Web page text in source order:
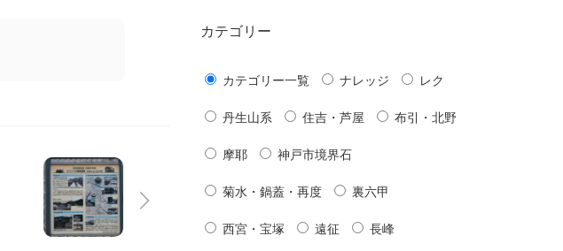
カテゴリー
カテゴリー一覧 ナレッジ レク
丹生山系 住吉・芦屋 布引・北野
摩耶 神戸市境界石
菊水・鍋蓋・再度 裏六甲
西宮・宝塚 遠征 長峰